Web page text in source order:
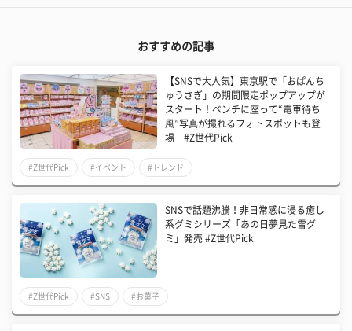
おすすめの記事
【SNSで大人気】東京駅で「おぱんち
ゅうさぎ」の期間限定ポップアップが
スタート！ベンチに座って“電車待ち
風”写真が撮れるフォトスポットも登
場 #Z世代Pick
#Z世代Pick #イベント #トレンド
SNSで話題沸騰！非日常感に浸る癒し
系グミシリーズ「あの日夢見た雪グ
ミ」発売 #Z世代Pick
#Z世代Pick #SNS #お菓子